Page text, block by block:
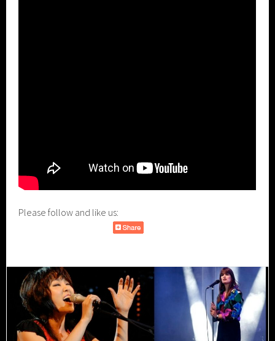
Please follow and like us: